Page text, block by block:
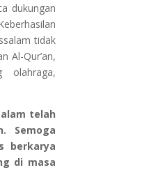
dukungan
tidak
Al-Qur’an,
olahraga,
telah
Semoga
berkarya
di masa